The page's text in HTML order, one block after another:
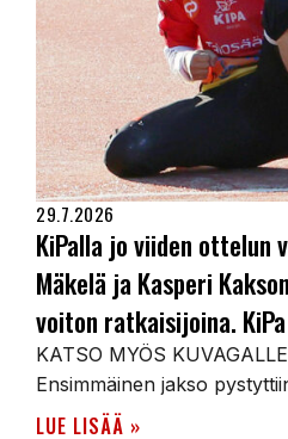
29.7.2026
KiPalla jo viiden ottelun
Mäkelä ja Kasperi
voiton ratkaisijoina.
KATSO MYÖS
Ensimmäinen jakso
LUE LISÄÄ »